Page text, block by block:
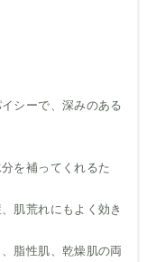
ーで、深みのある
補ってくれるた
荒れにもよく効き
性肌、乾燥肌の両